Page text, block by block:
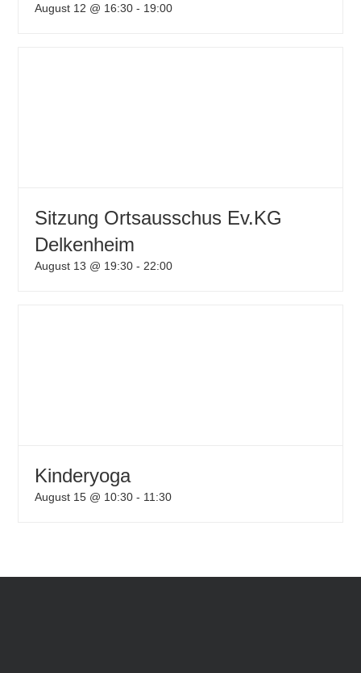
August 12 @ 16:30 - 19:00
Sitzung Ortsausschus Ev.KG
Delkenheim
August 13 @ 19:30 -22:00
Kinderyoga
August 15 @ 10:30 - 11:30